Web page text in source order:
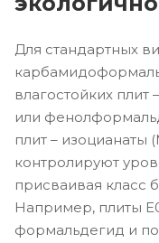
Для стандартных
влагостойких
или
плит – изоцианаты
контролируют
присваивая класс
Например, плиты
формальдегид и